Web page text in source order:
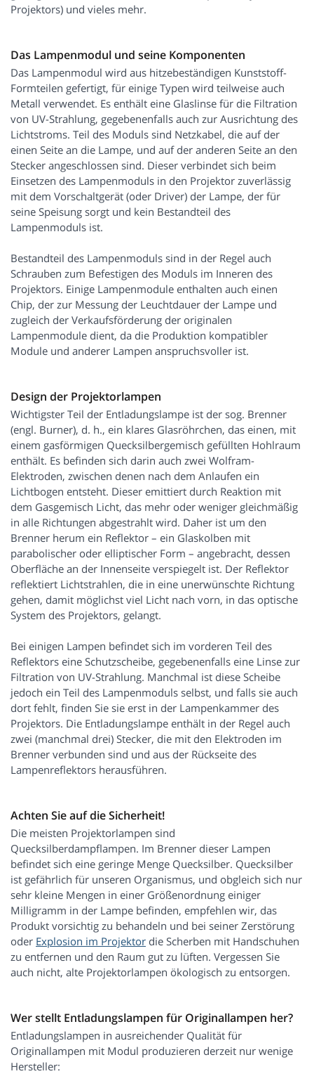
Projektors) und vieles mehr.
Das Lampenmodul und seine Komponenten
Das Lampenmodul wird aus hitzebeständigen Kunststoff-
Formteilen gefertigt, für einige Typen wird teilweise auch
Metall verwendet. Es enthält eine Glaslinse für die Filtration
von UV-Strahlung, gegebenenfalls auch zur Ausrichtung des
Lichtstroms. Teil des Moduls sind Netzkabel, die auf der
einen Seite an die Lampe, und auf der anderen Seite an den
Stecker angeschlossen sind. Dieser verbindet sich beim
Einsetzen des Lampenmoduls in den Projektor zuverlässig
mit dem Vorschaltgerät (oder Driver) der Lampe, der für
seine Speisung sorgt und kein Bestandteil des
Lampenmoduls ist.
Bestandteil des Lampenmoduls sind in der Regel auch
Schrauben zum Befestigen des Moduls im Inneren des
Projektors. Einige Lampenmodule enthalten auch einen
Chip, der zur Messung der Leuchtdauer der Lampe und
zugleich der Verkaufsförderung der originalen
Lampenmodule dient, da die Produktion kompatibler
Module und anderer Lampen anspruchsvoller ist.
Design der Projektorlampen
Wichtigster Teil der Entladungslampe ist der sog. Brenner
(engl. Burner), d. h., ein klares Glasröhrchen, das einen, mit
einem gasförmigen Quecksilbergemisch gefüllten Hohlraum
enthält. Es befinden sich darin auch zwei Wolfram-
Elektroden, zwischen denen nach dem Anlaufen ein
Lichtbogen entsteht. Dieser emittiert durch Reaktion mit
dem Gasgemisch Licht, das mehr oder weniger gleichmäßig
in alle Richtungen abgestrahlt wird. Daher ist um den
Brenner herum ein Reflektor – ein Glaskolben mit
parabolischer oder elliptischer Form – angebracht, dessen
Oberfläche an der Innenseite verspiegelt ist. Der Reflektor
reflektiert Lichtstrahlen, die in eine unerwünschte Richtung
gehen, damit möglichst viel Licht nach vorn, in das optische
System des Projektors, gelangt.
Bei einigen Lampen befindet sich im vorderen Teil des
Reflektors eine Schutzscheibe, gegebenenfalls eine Linse zur
Filtration von UV-Strahlung. Manchmal ist diese Scheibe
jedoch ein Teil des Lampenmoduls selbst, und falls sie auch
dort fehlt, finden Sie sie erst in der Lampenkammer des
Projektors. Die Entladungslampe enthält in der Regel auch
zwei (manchmal drei) Stecker, die mit den Elektroden im
Brenner verbunden sind und aus der Rückseite des
Lampenreflektors herausführen.
Achten Sie auf die Sicherheit!
Die meisten Projektorlampen sind
Quecksilberdampflampen. Im Brenner dieser Lampen
befindet sich eine geringe Menge Quecksilber. Quecksilber
ist gefährlich für unseren Organismus, und obgleich sich nur
sehr kleine Mengen in einer Größenordnung einiger
Milligramm in der Lampe befinden, empfehlen wir, das
Produkt vorsichtig zu behandeln und bei seiner Zerstörung
oder Explosion im Projektor die Scherben mit Handschuhen
zu entfernen und den Raum gut zu lüften. Vergessen Sie
auch nicht, alte Projektorlampen ökologisch zu entsorgen.
Wer stellt Entladungslampen für Originallampen her?
Entladungslampen in ausreichender Qualität für
Originallampen mit Modul produzieren derzeit nur wenige
Hersteller: